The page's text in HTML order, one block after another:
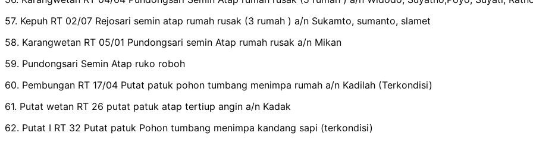
57. Kepuh RT 02/07 Rejosari semin atap rumah rusak (3 rumah ) a/n Sukamto, sumanto, slamet
58. Karangwetan RT 05/01 Pundongsari semin Atap rumah rusak a/n Mikan
59. Pundongsari Semin Atap ruko roboh
60. Pembungan RT 17/04 Putat patuk pohon tumbang menimpa rumah a/n Kadilah (Terkondisi)
61. Putat wetan RT 26 putat patuk atap tertiup angin a/n Kadak
62. Putat I RT 32 Putat patuk Pohon tumbang menimpa kandang sapi (terkondisi)